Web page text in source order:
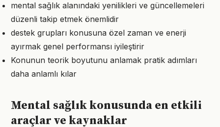
mental sağlık alanındaki yenilikleri ve güncellemeleri
düzenli takip etmek önemlidir
destek grupları konusuna özel zaman ve enerji
ayırmak genel performansı iyileştirir
Konunun teorik boyutunu anlamak pratik adımları
daha anlamlı kılar
Mental sağlık konusunda en etkili
araçlar ve kaynaklar